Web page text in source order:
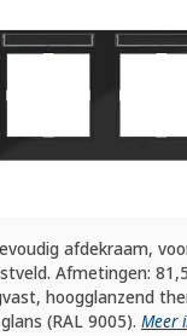
afdekraam,
Afmetingen:
hoogglanzend
(RAL 9005).Meer